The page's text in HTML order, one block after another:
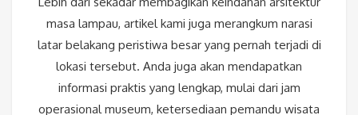
masa lampau, artikel kami juga merangkum narasi
latar belakang peristiwa besar yang pernah terjadi di
lokasi tersebut. Anda juga akan mendapatkan
informasi praktis yang lengkap, mulai dari jam
operasional museum, ketersediaan pemandu wisata